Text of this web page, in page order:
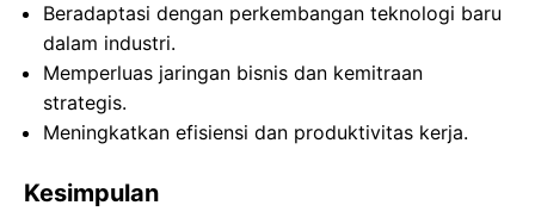
Beradaptasi dengan perkembangan teknologi baru
dalam industri.
Memperluas jaringan bisnis dan kemitraan
strategis.
Meningkatkan efisiensi dan produktivitas kerja.
Kesimpulan